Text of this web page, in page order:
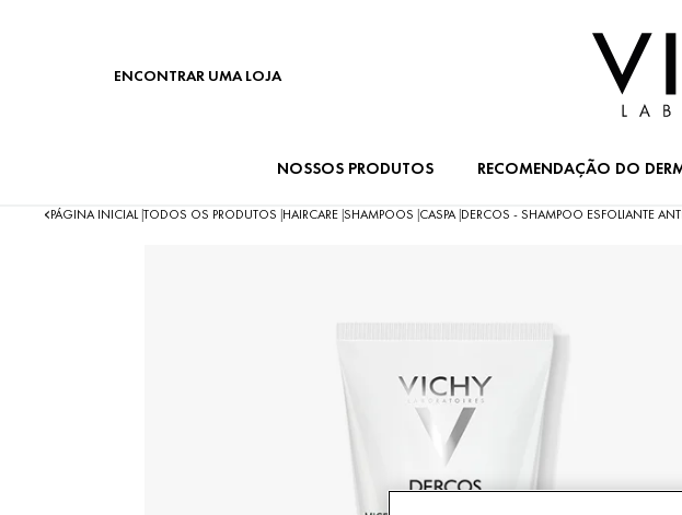
ENCONTRAR UMA LOJA
NOSSOS PRODUTOS RECOMENDAÇÃO DO
PÁGINA INICIAL TODOS OS PRODUTOS HAIRCARE SHAMPOOS CASPA DERCOS - SHAMPOO ESFOLIANTE